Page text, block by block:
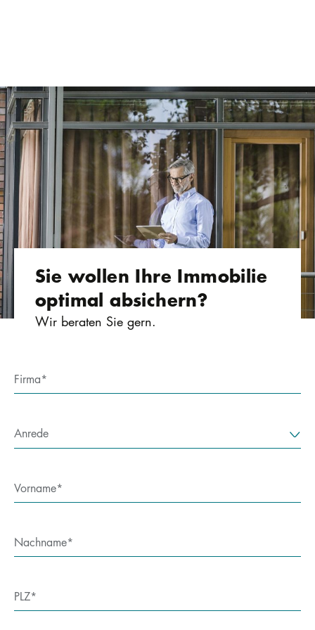
Sie wollen Ihre Immobilie
optimal absichern?
Wir beraten Sie gern.
Firma
Anrede
Vorname
Nachname
PLZ